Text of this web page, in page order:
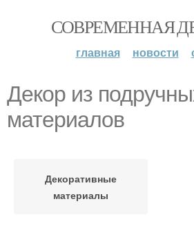
СОВРЕМЕННАЯ
главная новости
Декор из
материалов
Декоративные
материалы